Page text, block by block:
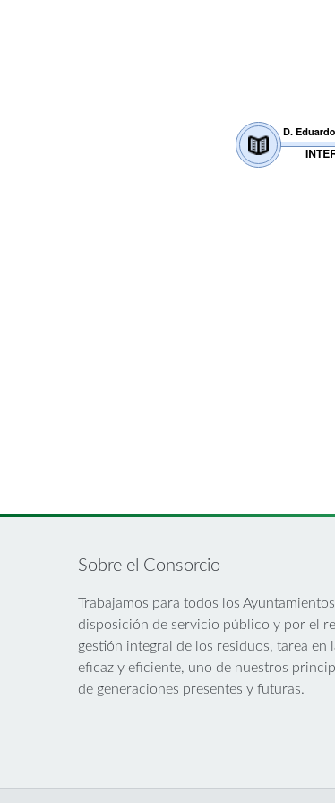
Sobre el Consorcio
Trabajamos para todos los
disposición de servicio público y por el
gestión integral de los residuos, tarea
eficaz y eficiente, uno de nuestros
de generaciones presentes y futuras.